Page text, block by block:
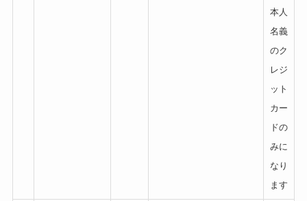
本人
名義
のク
レジ
ット
カー
ドの
みに
なり
ます